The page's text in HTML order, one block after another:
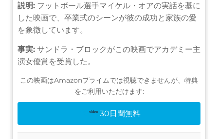
説明: フットボール選手マイケル・オアの実話を基に
した映画で、卒業式のシーンが彼の成功と家族の愛
を象徴しています。
事実: サンドラ・ブロックがこの映画でアカデミー主
演女優賞を受賞した。
この映画はAmazonプライムでは視聴できませんが、特典
をご利用いただけます:
30日間無料